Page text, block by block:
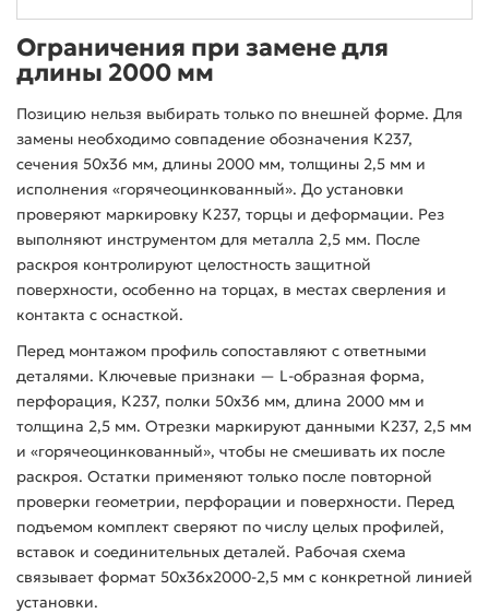
Ограничения при замене для
длины 2000 мм
Позицию нельзя выбирать только по внешней форме. Для
замены необходимо совпадение обозначения К237,
сечения 50x36 мм, длины 2000 мм, толщины 2,5 мм и
исполнения «горячеоцинкованный». До установки
проверяют маркировку К237, торцы и деформации. Рез
выполняют инструментом для металла 2,5 мм. После
раскроя контролируют целостность защитной
поверхности, особенно на торцах, в местах сверления и
контакта с оснасткой.
Перед монтажом профиль сопоставляют с ответными
деталями. Ключевые признаки — L-образная форма,
перфорация, К237, полки 50x36 мм, длина 2000 мм и
толщина 2,5 мм. Отрезки маркируют данными К237, 2,5 мм
и «горячеоцинкованный», чтобы не смешивать их после
раскроя. Остатки применяют только после повторной
проверки геометрии, перфорации и поверхности. Перед
подъемом комплект сверяют по числу целых профилей,
вставок и соединительных деталей. Рабочая схема
связывает формат 50x36x2000-2,5 мм с конкретной линией
установки.